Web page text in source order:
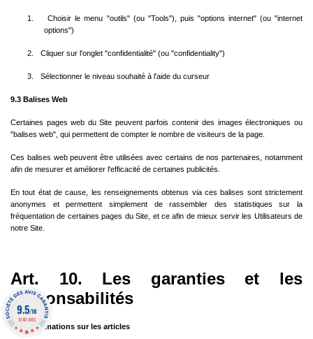
1.
Choisir le menu "outils" (ou "Tools"), puis "options internet" (ou "internet
options")
2. Cliquer sur l'onglet "confidentialité" (ou "confidentiality")
3. Sélectionner le niveau souhaité à l'aide du curseur
9.3 Balises Web
Certaines pages web du Site peuvent parfois contenir des images électroniques ou
"balises web", qui permettent de compter le nombre de visiteurs de la page.
Ces balises web peuvent être utilisées avec certains de nos partenaires, notamment
afin de mesurer et améliorer l'efficacité de certaines publicités.
En tout état de cause, les renseignements obtenus via ces balises sont strictement
anonymes et permettent simplement de rassembler des statistiques sur la
fréquentation de certaines pages du Site, et ce afin de mieux servir les Utilisateurs de
notre Site.
Art. 10. Les garanties et les
responsabilités
10.1 Informations sur les articles
9.5/10
1340 AVIS